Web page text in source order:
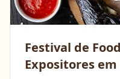
Festival de
Expositores em